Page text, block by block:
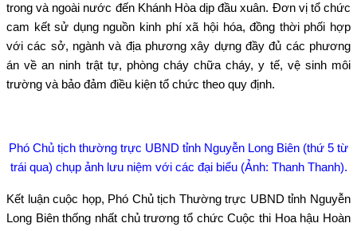
trong và ngoài nước đến Khánh Hòa dịp đầu xuân. Đơn vị tổ chức
cam kết sử dụng nguồn kinh phí xã hội hóa, đồng thời phối hợp
với các sở, ngành và địa phương xây dựng đầy đủ các phương
án về an ninh trật tự, phòng cháy chữa cháy, y tế, vệ sinh môi
trường và bảo đảm điều kiện tổ chức theo quy định.
Phó Chủ tịch thường trực UBND tỉnh Nguyễn Long Biên (thứ 5 từ
trái qua) chụp ảnh lưu niệm với các đại biểu (Ảnh: Thanh Thanh).
Kết luận cuộc họp, Phó Chủ tịch Thường trực UBND tỉnh Nguyễn
Long Biên thống nhất chủ trương tổ chức Cuộc thi Hoa hậu Hoàn